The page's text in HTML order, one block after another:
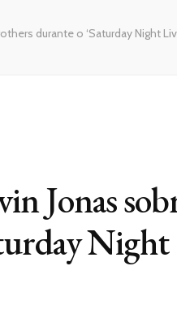
durante o ‘Saturday Night
Jonas
Night